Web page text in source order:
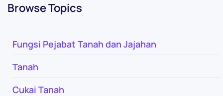
Browse Topics
Fungsi Pejabat Tanah dan Jajahan
Tanah
Cukai Tanah